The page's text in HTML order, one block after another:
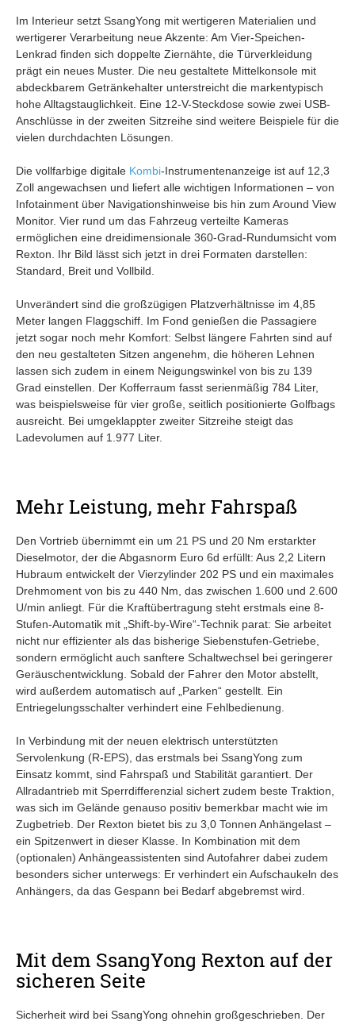
Im Interieur setzt SsangYong mit wertigeren Materialien und
wertigerer Verarbeitung neue Akzente: Am Vier-Speichen-
Lenkrad finden sich doppelte Ziernähte, die Türverkleidung
prägt ein neues Muster. Die neu gestaltete Mittelkonsole mit
abdeckbarem Getränkehalter unterstreicht die markentypisch
hohe Alltagstauglichkeit. Eine 12-V-Steckdose sowie zwei USB-
Anschlüsse in der zweiten Sitzreihe sind weitere Beispiele für die
vielen durchdachten Lösungen.
Die vollfarbige digitale Kombi-Instrumentenanzeige ist auf 12,3
Zoll angewachsen und liefert alle wichtigen Informationen – von
Infotainment über Navigationshinweise bis hin zum Around View
Monitor. Vier rund um das Fahrzeug verteilte Kameras
ermöglichen eine dreidimensionale 360-Grad-Rundumsicht vom
Rexton. Ihr Bild lässt sich jetzt in drei Formaten darstellen:
Standard, Breit und Vollbild.
Unverändert sind die großzügigen Platzverhältnisse im 4,85
Meter langen Flaggschiff. Im Fond genießen die Passagiere
jetzt sogar noch mehr Komfort: Selbst längere Fahrten sind auf
den neu gestalteten Sitzen angenehm, die höheren Lehnen
lassen sich zudem in einem Neigungswinkel von bis zu 139
Grad einstellen. Der Kofferraum fasst serienmäßig 784 Liter,
was beispielsweise für vier große, seitlich positionierte Golfbags
ausreicht. Bei umgeklappter zweiter Sitzreihe steigt das
Ladevolumen auf 1.977 Liter.
Mehr Leistung, mehr Fahrspaß
Den Vortrieb übernimmt ein um 21 PS und 20 Nm erstarkter
Dieselmotor, der die Abgasnorm Euro 6d erfüllt: Aus 2,2 Litern
Hubraum entwickelt der Vierzylinder 202 PS und ein maximales
Drehmoment von bis zu 440 Nm, das zwischen 1.600 und 2.600
U/min anliegt. Für die Kraftübertragung steht erstmals eine 8-
Stufen-Automatik mit „Shift-by-Wire“-Technik parat: Sie arbeitet
nicht nur effizienter als das bisherige Siebenstufen-Getriebe,
sondern ermöglicht auch sanftere Schaltwechsel bei geringerer
Geräuschentwicklung. Sobald der Fahrer den Motor abstellt,
wird außerdem automatisch auf „Parken“ gestellt. Ein
Entriegelungsschalter verhindert eine Fehlbedienung.
In Verbindung mit der neuen elektrisch unterstützten
Servolenkung (R-EPS), das erstmals bei SsangYong zum
Einsatz kommt, sind Fahrspaß und Stabilität garantiert. Der
Allradantrieb mit Sperrdifferenzial sichert zudem beste Traktion,
was sich im Gelände genauso positiv bemerkbar macht wie im
Zugbetrieb. Der Rexton bietet bis zu 3,0 Tonnen Anhängelast –
ein Spitzenwert in dieser Klasse. In Kombination mit dem
(optionalen) Anhängeassistenten sind Autofahrer dabei zudem
besonders sicher unterwegs: Er verhindert ein Aufschaukeln des
Anhängers, da das Gespann bei Bedarf abgebremst wird.
Mit dem SsangYong Rexton auf der
sicheren Seite
Sicherheit wird bei SsangYong ohnehin großgeschrieben. Der